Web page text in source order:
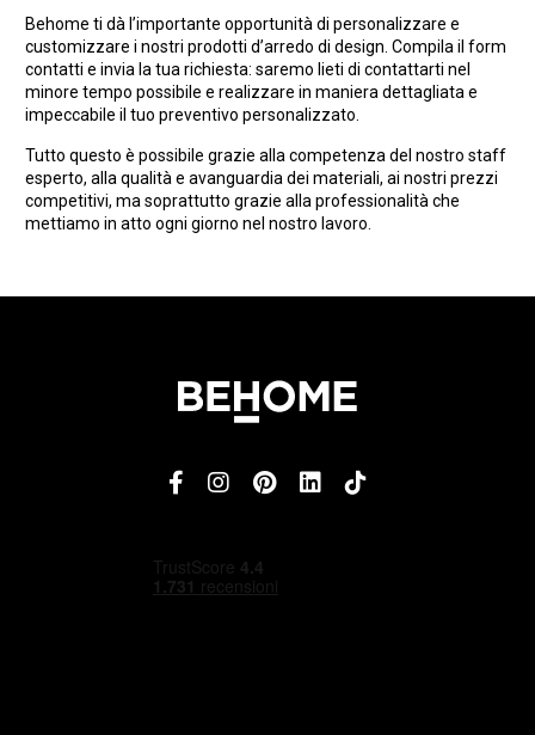
Behome ti dà l’importante opportunità di personalizzare e
customizzare i nostri prodotti d’arredo di design. Compila il form
contatti e invia la tua richiesta: saremo lieti di contattarti nel
minore tempo possibile e realizzare in maniera dettagliata e
impeccabile il tuo preventivo personalizzato.
Tutto questo è possibile grazie alla competenza del nostro staff
esperto, alla qualità e avanguardia dei materiali, ai nostri prezzi
competitivi, ma soprattutto grazie alla professionalità che
mettiamo in atto ogni giorno nel nostro lavoro.